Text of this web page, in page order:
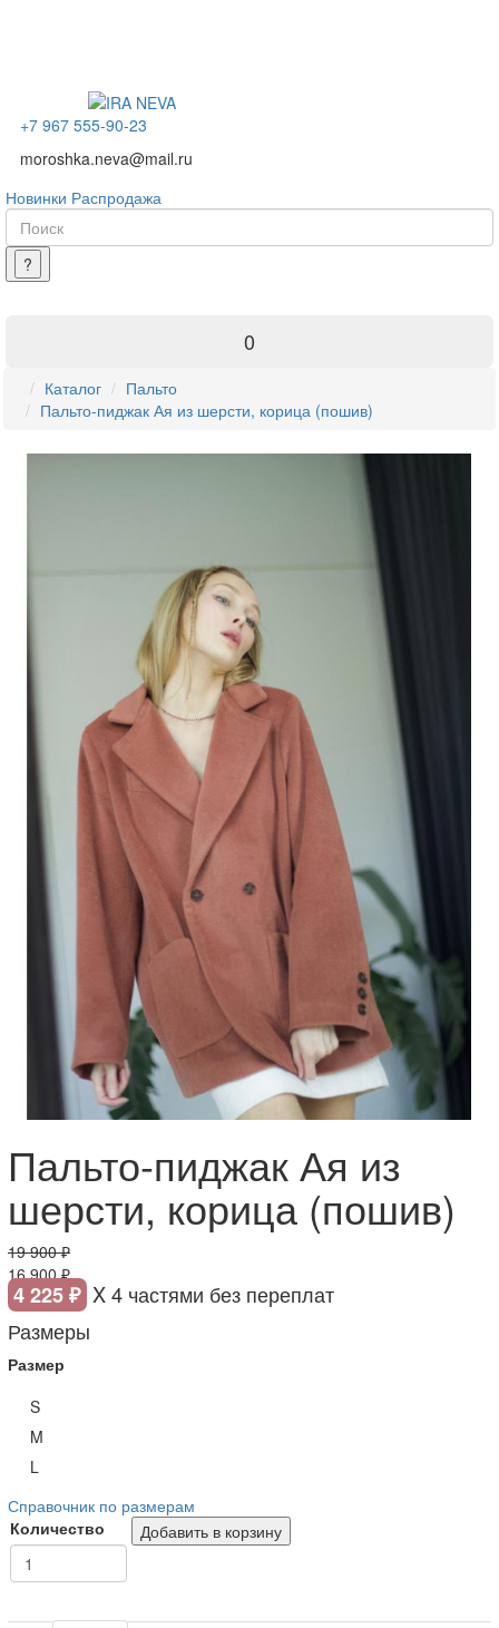
+7 967 555-90-23
moroshka.neva@mail.ru
Новинки Распродажа
0
Каталог
Пальто
Пальто-пиджак Ая из шерсти, корица (пошив)
Пальто-пиджак Ая из
шерсти, корица (пошив)
19 900 ₽
16 900 ₽
4 225 ₽ X 4 частями без переплат
Размеры
Размер
S
M
L
Справочник по размерам
Количество
Добавить в корзину